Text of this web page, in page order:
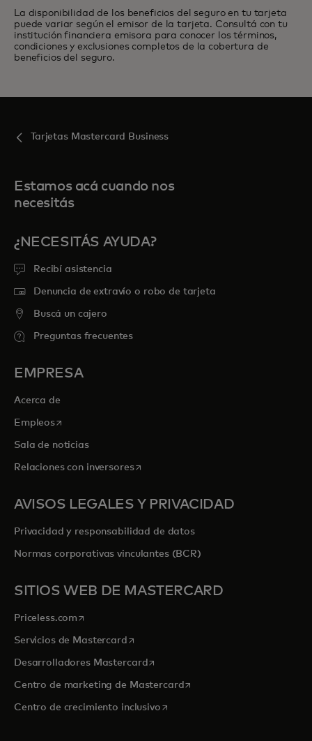
La disponibilidad de los beneficios del seguro en tu tarjeta
puede variar según el emisor de la tarjeta. Consultá con tu
institución financiera emisora para conocer los términos,
condiciones y exclusiones completos de la cobertura de
beneficios del seguro.
Tarjetas Mastercard Business
Estamos acá cuando nos
necesitás
¿NECESITÁS AYUDA?
Recibí asistencia
Denuncia de extravío o robo de tarjeta
Buscá un cajero
Preguntas frecuentes
EMPRESA
Acerca de
Empleosse abre en una pestaña nueva
Sala de noticias
Relaciones con inversoresse abre en una pestaña nueva
AVISOS LEGALES Y PRIVACIDAD
Privacidad y responsabilidad de datos
Normas corporativas vinculantes (BCR)
SITIOS WEB DE MASTERCARD
Priceless.com se abre en una pestaña nueva
Servicios de Mastercardse abre en una pestaña nueva
Desarrolladores Mastercardse abre en una pestaña nueva
Centro de marketing de Mastercardse abre en una pestaña
Centro de crecimiento inclusivose abre en una pestaña nueva